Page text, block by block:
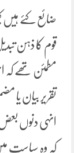
ضائع کئے ہیں
قوم کا ذہن
مطمئن تھے
تقریر بیان یا
انہی دنوں
کہ وہ سیاست